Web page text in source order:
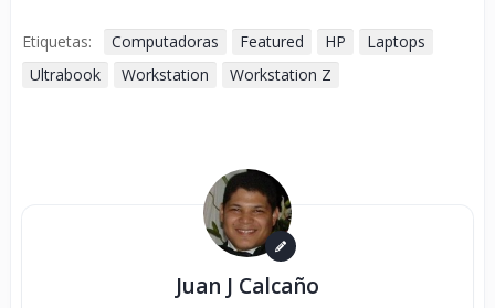
Etiquetas: Computadoras Featured HP
Laptops
Ultrabook
Workstation Workstation Z
Juan J Calcaño